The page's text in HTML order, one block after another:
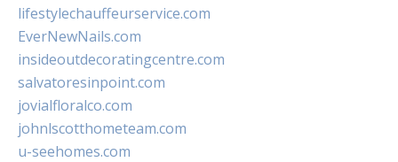
lifestylechauffeurservice.com
EverNewNails.com
insideoutdecoratingcentre.com
salvatoresinpoint.com
jovialfloralco.com
johnlscotthometeam.com
u-seehomes.com